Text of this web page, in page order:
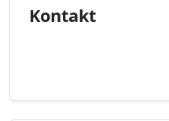
Kontakt